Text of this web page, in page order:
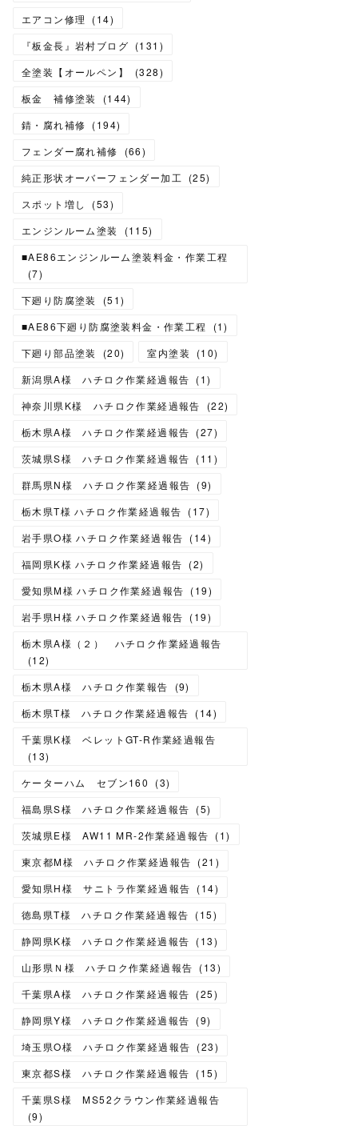
エアコン修理
(14)
『板金長』岩村ブログ (131 )
全塗装【オールペン】
(328)
板金 補修塗装
(144)
錆・腐れ補修 (194)
フェンダー腐れ補修
(66)
純正形状オーバーフェンダー加工
(25)
スポット増し
(53)
エンジンルーム塗装
(115)
■AE86エンジンルーム塗装料金・作業工程
(7)
下廻り防腐塗装
(51)
■AE86下廻り防腐塗装料金・作業工程
(1)
下廻り部品塗装
(20) 室内塗装 (10)
新潟県A様 ハチロク作業経過報告 (1)
神奈川県K様 ハチロク作業経過報告
(22)
栃木県A様 ハチロク作業経過報告 (27)
茨城県S様 ハチロク作業経過報告 (11 )
群馬県N様 ハチロク作業経過報告 (9)
栃木県T様 ハチロク作業経過報告 (17)
岩手県O様 ハチロク作業経過報告 (14)
福岡県K様 ハチロク作業経過報告 (2)
愛知県M様 ハチロク作業経過報告 (19)
岩手県H様 ハチロク作業経過報告 (19)
栃木県A様（２） ハチロク作業経過報告
(12)
栃木県A様 ハチロク作業報告
(9)
栃木県T様 ハチロク作業経過報告 (14)
千葉県K様 ベレットGT-R作業経過報告
(13)
ケーターハム セブン160
(3)
福島県S様 ハチロク作業経過報告 (5)
茨城県E様 AW11 MR-2作業経過報告 (1)
東京都M様 ハチロク作業経過報告 (21 )
愛知県H様 サニトラ作業経過報告 (14)
徳島県T様 ハチロク作業経過報告 (15)
静岡県K様 ハチロク作業経過報告 (13)
山形県Ｎ様 ハチロク作業経過報告 (13)
千葉県A様 ハチロク作業経過報告 (25)
静岡県Y様 ハチロク作業経過報告 (9)
埼玉県O様 ハチロク作業経過報告 (23)
東京都S様 ハチロク作業経過報告 (15)
千葉県S様 MS52クラウン作業経過報告
(9)